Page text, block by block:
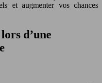
et augmenter vos chances
d’une